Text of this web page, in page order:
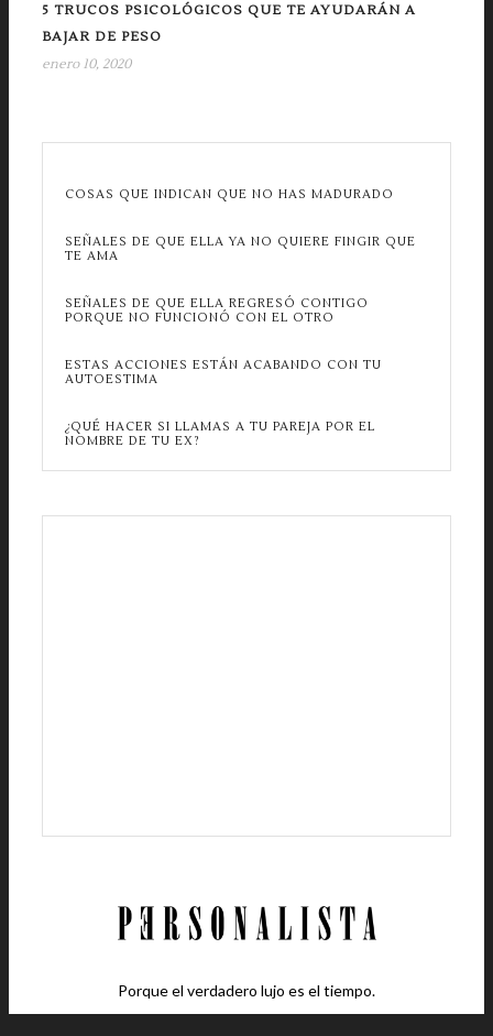
5 TRUCOS PSICOLÓGICOS QUE TE AYUDARÁN A
BAJAR DE PESO
enero 10, 2020
COSAS QUE INDICAN QUE NO HAS MADURADO
SEÑALES DE QUE ELLA YA NO QUIERE FINGIR QUE
TE AMA
SEÑALES DE QUE ELLA REGRESÓ CONTIGO
PORQUE NO FUNCIONÓ CON EL OTRO
ESTAS ACCIONES ESTÁN ACABANDO CON TU
AUTOESTIMA
¿QUÉ HACER SI LLAMAS A TU PAREJA POR EL
NOMBRE DE TU EX?
Porque el verdadero lujo es el tiempo.